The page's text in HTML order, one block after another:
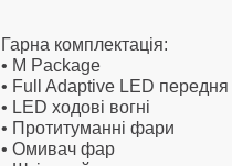
Гарна комплектація:
• M Package
• Full Adaptive LED передня
• LED ходові вогні
• Протитуманні фари
• Омивач фар